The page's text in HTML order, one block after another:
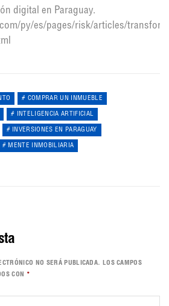
digital en Paraguay.
py/es/pages/risk/articles/
COMPRAR UN INMUEBLE
INTELIGENCIA ARTIFICIAL
INVERSIONES EN PARAGUAY
MENTE INMOBILIARIA
NO SERÁ PUBLICADA.
LOS CAMPOS
CON
*